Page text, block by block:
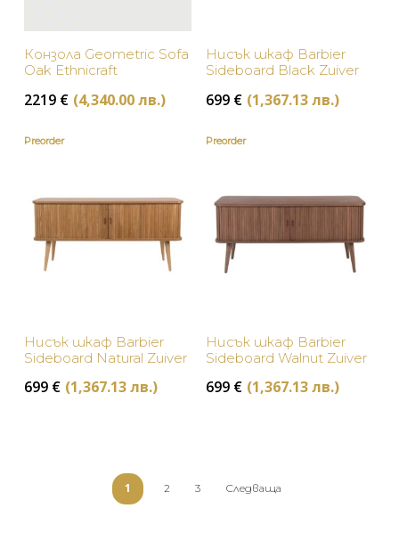
Конзола Geometric Sofa
Oak Ethnicraft
2219 € (4,340.00 лв.)
Нисък шкаф Barbier
Sideboard Black Zuiver
699 € (1,367.13 лв.)
Preorder
Нисък шкаф Barbier
Sideboard Natural Zuiver
699 € (1,367.13 лв.)
Preorder
Нисък шкаф Barbier
Sideboard Walnut Zuiver
699 € (1,367.13 лв.)
1 2 3 Следваща